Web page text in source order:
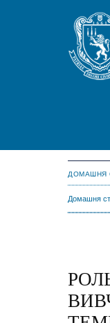
ДОМАШНЯ
Домашня